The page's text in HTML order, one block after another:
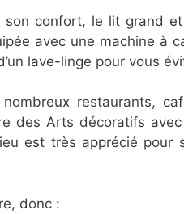
son confort, le lit grand
avec une machine
lave-linge pour vous
restaurants,
des Arts décoratifs
est très apprécié
donc :